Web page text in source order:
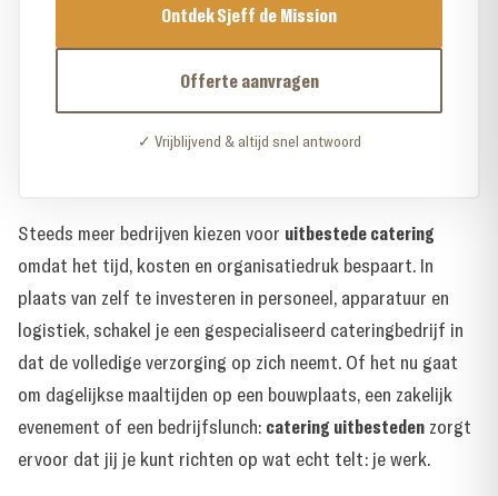
Ontdek Sjeff de Mission
Offerte aanvragen
✓ Vrijblijvend & altijd snel antwoord
Steeds meer bedrijven kiezen voor uitbestede catering
omdat het tijd, kosten en organisatiedruk bespaart. In
plaats van zelf te investeren in personeel, apparatuur en
logistiek, schakel je een gespecialiseerd cateringbedrijf in
dat de volledige verzorging op zich neemt. Of het nu gaat
om dagelijkse maaltijden op een bouwplaats, een zakelijk
evenement of een bedrijfslunch: catering uitbesteden zorgt
ervoor dat jij je kunt richten op wat echt telt: je werk.